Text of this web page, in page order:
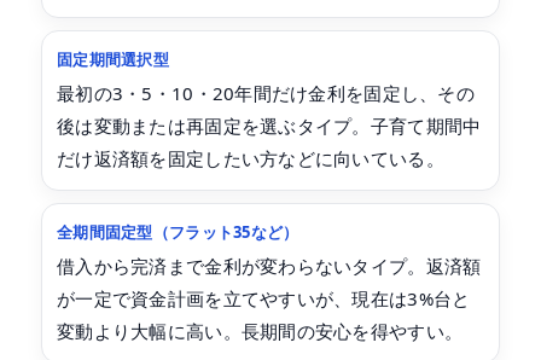
固定期間選択型
最初の3・5・10・20年間だけ金利を固定し、その
後は変動または再固定を選ぶタイプ。子育て期間中
だけ返済額を固定したい方などに向いている。
全期間固定型（フラット35など）
借入から完済まで金利が変わらないタイプ。返済額
が一定で資金計画を立てやすいが、現在は3%台と
変動より大幅に高い。長期間の安心を得やすい。